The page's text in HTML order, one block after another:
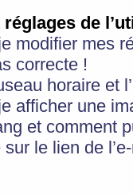
de
modifier mes
correcte !
horaire et
afficher une
et comment
le lien de